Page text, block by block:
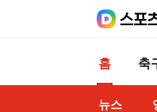
홈 축
뉴스